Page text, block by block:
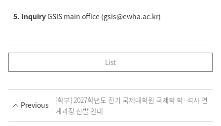
5. InquiryGSIS main office (gsis@ewha.ac.kr)
List
Previous
[학부] 2027학년도 전기 국제대학원 국제학 학·석사 연
계과정 선발 안내